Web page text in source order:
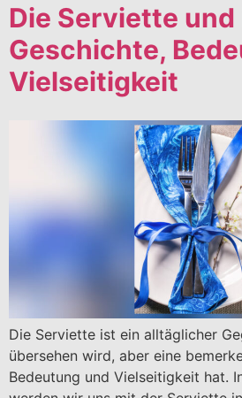
Die Serviette und
Geschichte,
Vielseitigkeit
Die Serviette ist ein alltäglicher
übersehen wird, aber eine
Bedeutung und Vielseitigkeit hat.